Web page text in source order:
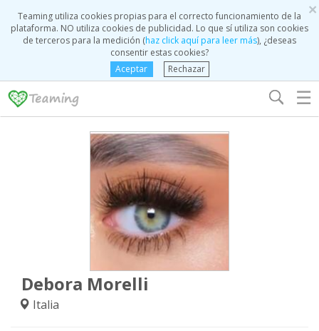
×
Teaming utiliza cookies propias para el correcto funcionamiento de la
plataforma. NO utiliza cookies de publicidad. Lo que sí utiliza son cookies
de terceros para la medición (haz click aquí para leer más), ¿deseas
consentir estas cookies?
Aceptar
Rechazar
☰
Debora Morelli
Italia